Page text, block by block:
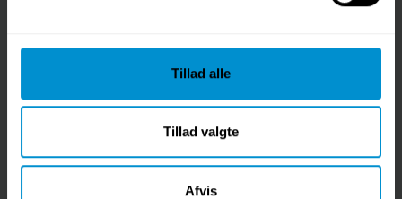
Tillad alle
Tillad valgte
Afvis
Få dine servietter leveret
maskinfoldede og spar tid.